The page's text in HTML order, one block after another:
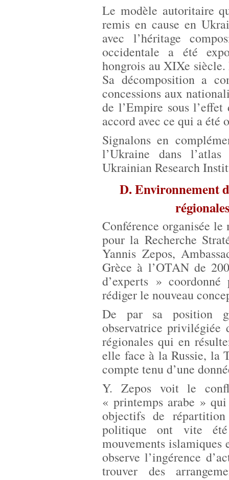
Le modèle autoritaire
remis en cause en
avec l’héritage
occidentale a été
hongrois au XIXe
Sa décomposition a
concessions aux
de l’Empire sous
accord avec ce qui a été
Signalons en
l’Ukraine dans
Ukrainian Research
D. Environnement
Conférence organisée
pour la Recherche
Yannis Zepos,
Grèce à l’OTAN de
d’experts »
rédiger le nouveau
De par sa position
observatrice privilégiée
régionales qui en
elle face à la Russie, la
compte tenu d’une
Y. Zepos voit le
« printemps arabe »
objectifs de
politique ont vite
mouvements islamiques
observe l’ingérence
trouver des